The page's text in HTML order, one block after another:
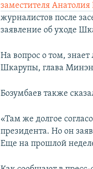
заместителя
журналистов после
заявление об уходе
На вопрос о том,
Шкарупы, глава
Бозумбаев также
«Там же долгое
президента. Но он
Еще на прошлой